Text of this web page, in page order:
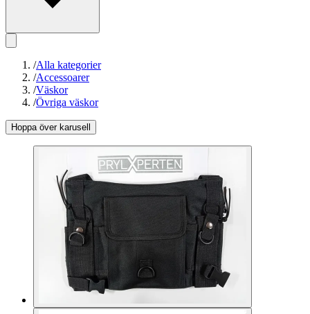
/Alla kategorier
/Accessoarer
/Väskor
/Övriga väskor
Hoppa över karusell